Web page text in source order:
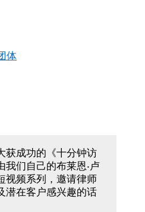
体
获成功的《十分钟访
们自己的布莱恩·卢
视频系列，邀请律师
潜在客户感兴趣的话